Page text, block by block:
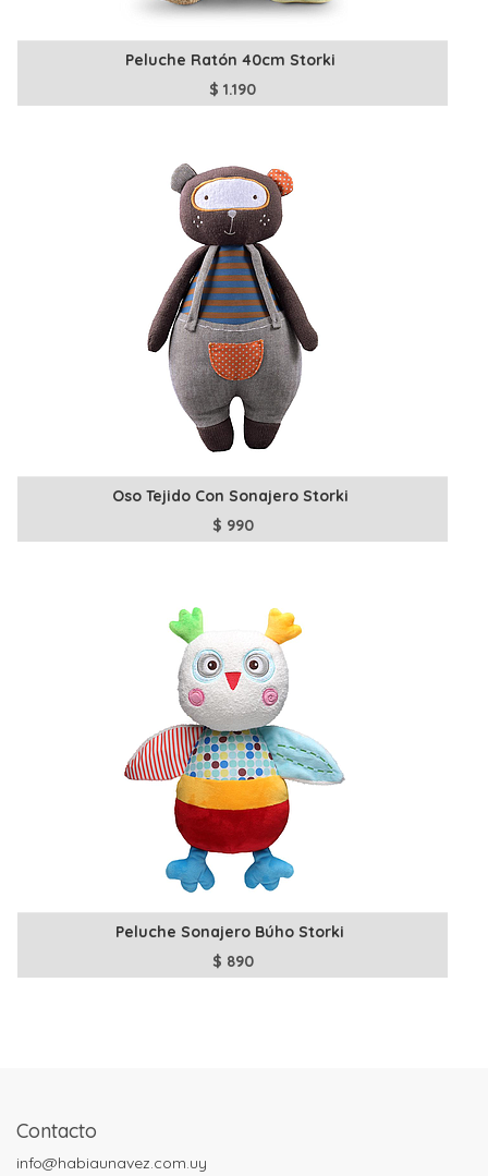
Peluche Ratón 40cm Storki
$1.190
Oso Tejido Con Sonajero Storki
$ 990
Peluche Sonajero Búho Storki
$ 890
Contacto
info@habiaunavez.com.uy